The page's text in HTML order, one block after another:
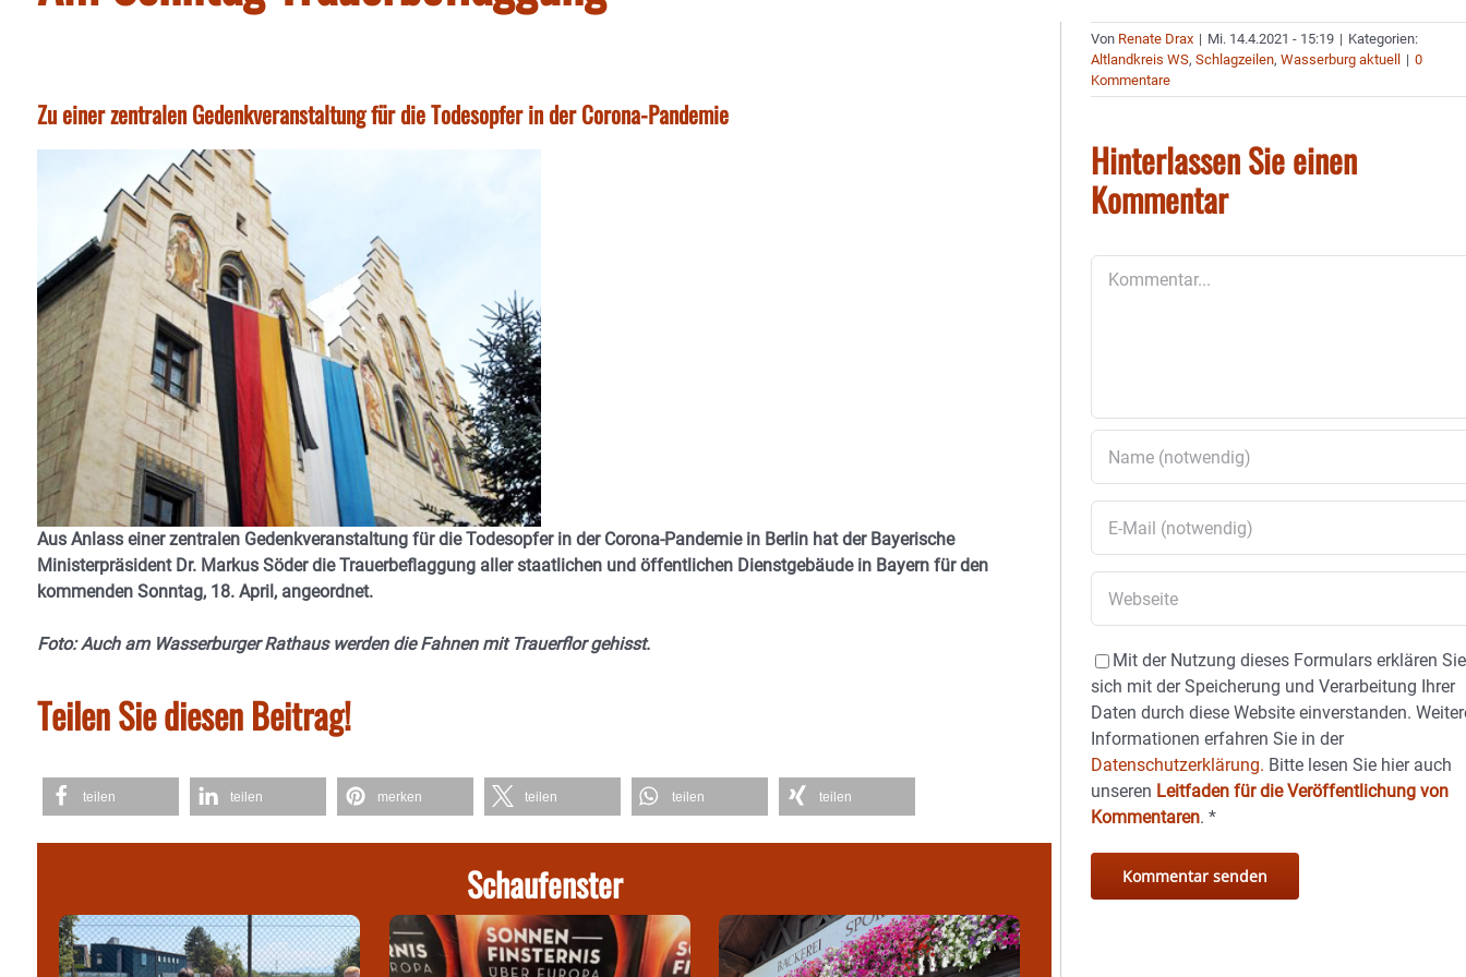
Zu einer zentralen Gedenkveranstaltung für die Todesopfer in der Corona-Pandemie
Aus Anlass einer zentralen Gedenkveranstaltung für die Todesopfer in der Corona-Pandemie in Berlin hat der Bayerische
Ministerpräsident Dr. Markus Söder die Trauerbeflaggung aller staatlichen und öffentlichen Dienstgebäude in Bayern für den
kommenden Sonntag, 18. April, angeordnet.
Foto: Auch am Wasserburger Rathaus werden die Fahnen mit Trauerflor gehisst.
Teilen Sie diesen Beitrag!
teilen teilen merken teilen teilen teilen
Schaufenster
Von Renate Drax | Mi. 14.4.2021 - 15:19 | Kategorien:
Altlandkreis WS,Schlagzeilen,Wasserburg aktuell | 0
Kommentare
Hinterlassen Sie einen
Kommentar
Mit der Nutzung dieses Formulars erklären Sie
sich mit der Speicherung und Verarbeitung Ihrer
Daten durch diese Website einverstanden.
Informationen erfahren Sie in der
Datenschutzerklärung. Bitte lesen Sie hier auch
unseren Leitfaden für die Veröffentlichung von
Kommentaren.*